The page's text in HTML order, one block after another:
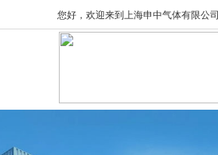
您好，欢迎来到上海申中气体有限公司